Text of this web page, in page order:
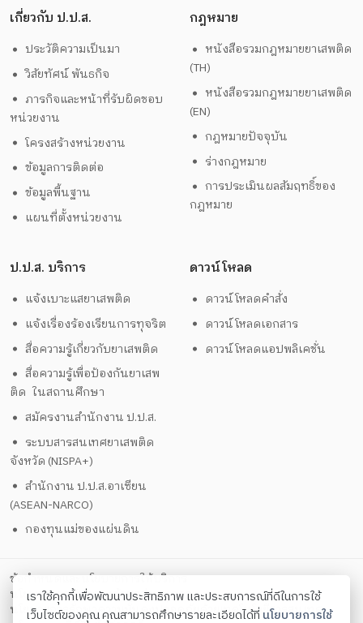
เกี่ยวกับ ป.ป.ส.
ประวัติความเป็นมา
วิสัยทัศน์ พันธกิจ
ภารกิจและหน้าที่รับผิดชอบ
หน่วยงาน
โครงสร้างหน่วยงาน
ข้อมูลการติดต่อ
ข้อมูลพื้นฐาน
แผนที่ตั้งหน่วยงาน
กฎหมาย
หนังสือรวมกฎหมายยาเสพติด
(TH)
หนังสือรวมกฎหมายยาเสพติด
(EN)
กฎหมายปัจจุบัน
ร่างกฎหมาย
การประเมินผลสัมฤทธิ์ของ
กฎหมาย
ป.ป.ส. บริการ
แจ้งเบาะแสยาเสพติด
แจ้งเรื่องร้องเรียนการทุจริต
สื่อความรู้เกี่ยวกับยาเสพติด
สื่อความรู้เพื่อป้องกันยาเสพ
ติด ในสถานศึกษา
สมัครงานสำนักงาน ป.ป.ส.
ระบบสารสนเทศยาเสพติด
จังหวัด (NISPA+)
สำนักงาน ป.ป.ส.อาเซียน
(ASEAN-NARCO)
กองทุนแม่ของแผ่นดิน
ดาวน์โหลด
ดาวน์โหลดคำสั่ง
ดาวน์โหลดเอกสาร
ดาวน์โหลดแอปพลิเคชั่น
ข้อกำหนดและนโยบายการให้บริการ
นโยบายการคุ้มครองข้อมูลส่วนบุคคล
นโยบายการรักษาความมั่นคงปลอดภัยด้วยเทคโนโลยีสารสนเทศ
เราใช้คุกกี้เพื่อพัฒนาประสิทธิภาพ และประสบการณ์ที่ดีในการใช้
เว็บไซต์ของคุณ คุณสามารถศึกษารายละเอียดได้ที่ นโยบายการใช้